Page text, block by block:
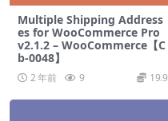
Multiple Shipping Address
es for WooCommerce Pro
v2.1.2 – WooCommerce【C
b-0048】
2 年前 9 19.9